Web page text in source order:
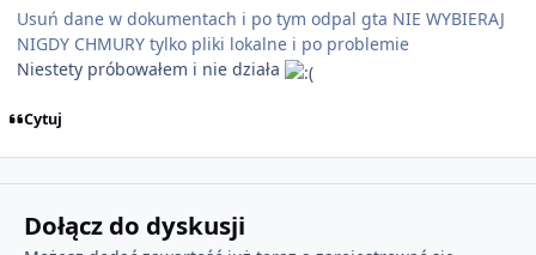
Usuń dane w dokumentach i po tym odpal gta NIE WYBIERAJ
NIGDY CHMURY tylko pliki lokalne i po problemie
Niestety próbowałem i nie działa
Cytuj
Dołącz do dyskusji